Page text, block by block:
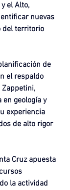
el Alto,
nuevas
del territorio
de
el respaldo
Zappetini,
geología y
experiencia
de alto rigor
Cruz apuesta
la actividad